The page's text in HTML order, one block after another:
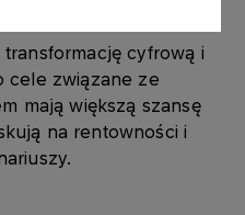
transformację cyfrową i
cele związane ze
mają większą szansę
na rentowności i